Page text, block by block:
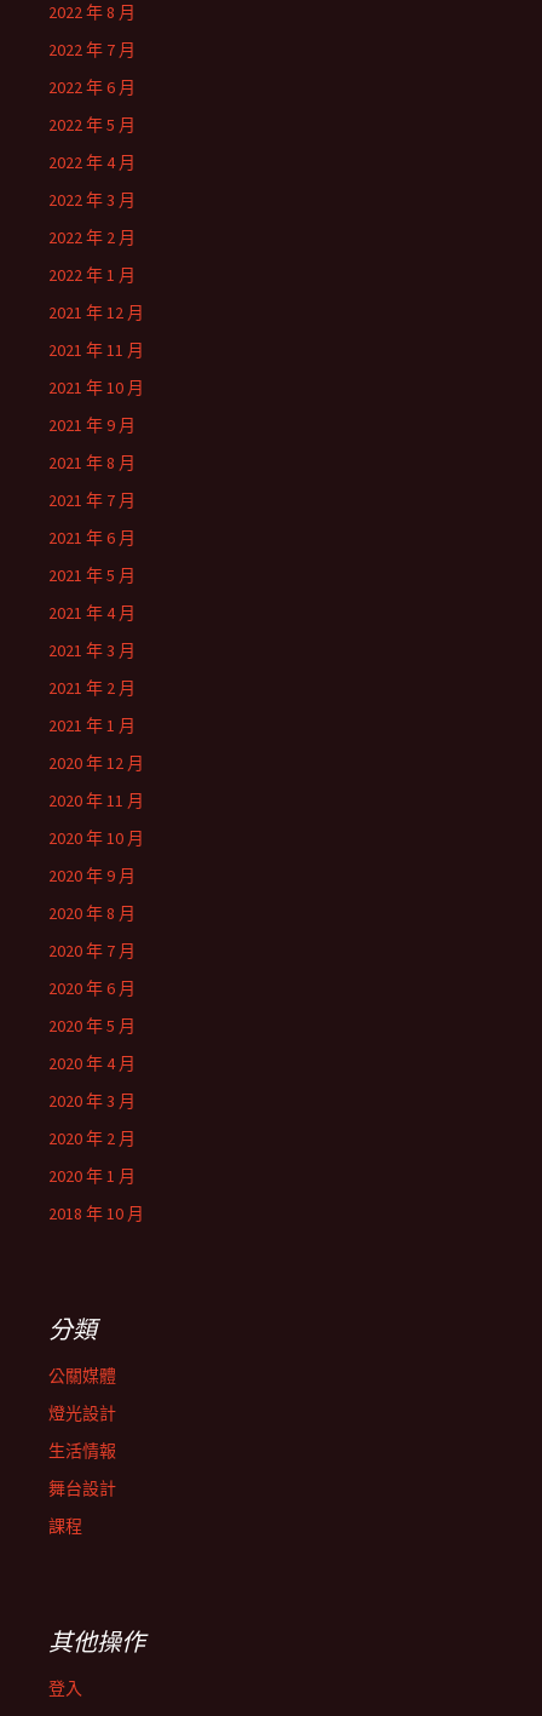
2022 年 8 月
2022 年 7 月
2022 年 6 月
2022 年 5 月
2022 年 4 月
2022 年 3 月
2022 年 2 月
2022 年 1 月
2021 年 12 月
2021 年 11 月
2021 年 10 月
2021 年 9 月
2021 年 8 月
2021 年 7 月
2021 年 6 月
2021 年 5 月
2021 年 4 月
2021 年 3 月
2021 年 2 月
2021 年 1 月
2020 年 12 月
2020 年 11 月
2020 年 10 月
2020 年 9 月
2020 年 8 月
2020 年 7 月
2020 年 6 月
2020 年 5 月
2020 年 4 月
2020 年 3 月
2020 年 2 月
2020 年 1 月
2018 年 10 月
分類
公關媒體
燈光設計
生活情報
舞台設計
課程
其他操作
登入